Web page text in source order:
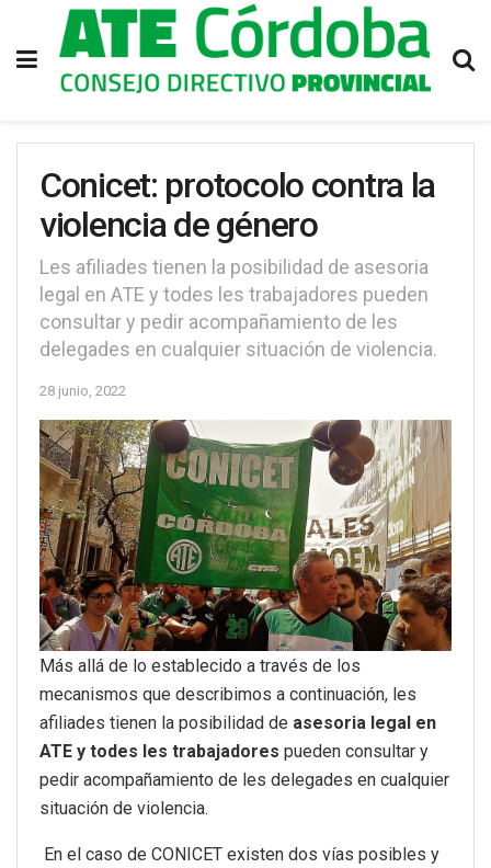
Conicet: protocolo contra la
violencia de género
Les afiliades tienen la posibilidad de asesoria
legal en ATE y todes les trabajadores pueden
consultar y pedir acompañamiento de les
delegades en cualquier situación de violencia.
28 junio, 2022
Más allá de lo establecido a través de los
mecanismos que describimos a continuación, les
afiliades tienen la posibilidad de asesoria legal en
ATE y todes les trabajadores pueden consultar y
pedir acompañamiento de les delegades en cualquier
situación de violencia.
En el caso de CONICET existen dos vías posibles y